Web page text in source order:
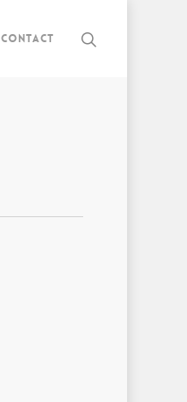
Contact